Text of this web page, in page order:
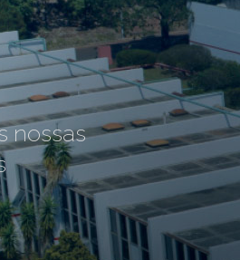
nossas